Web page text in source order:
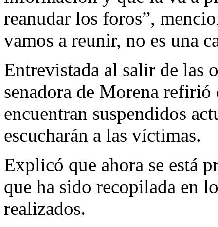
reanudar los foros”,
vamos a reunir, no es una
Entrevistada al salir de las
senadora de Morena refirió
encuentran suspendidos
escucharán a las víctimas.
Explicó que ahora se está
que ha sido recopilada en
realizados.